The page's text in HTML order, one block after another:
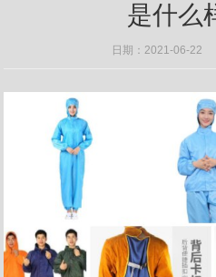
是什么
日期：2021-06-22